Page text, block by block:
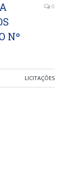
Nº
0
LICITAÇÕES